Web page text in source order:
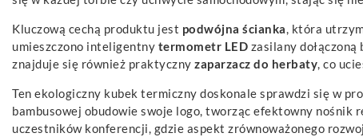
Kluczową cechą produktu jest podwójna ścianka, która
umieszczono inteligentny termometr LED zasilany dołączoną
znajduje się również praktyczny zaparzacz do herbaty, co
Ten ekologiczny kubek termiczny doskonale sprawdzi się w
bambusowej obudowie swoje logo, tworząc efektowny
uczestników konferencji, gdzie aspekt zrównoważonego